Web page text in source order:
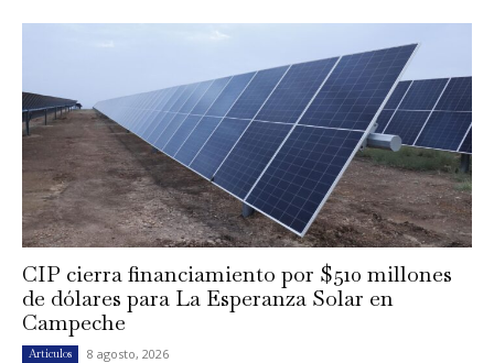
CIP cierra financiamiento por $510 millones
de dólares para La Esperanza Solar en
Campeche
Artículos 8 agosto, 2026